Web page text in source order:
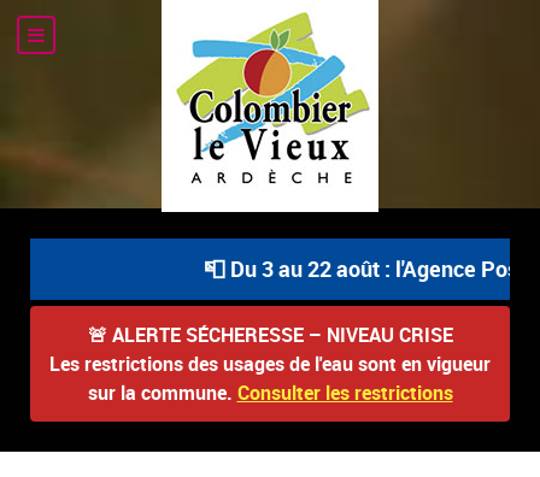
📮 Du 3 au 22 août : l'Agence
🚨 ALERTE SÉCHERESSE – NIVEAU CRISE
Les restrictions des usages de l'eau sont en vigueur
sur la commune. Consulter les restrictions